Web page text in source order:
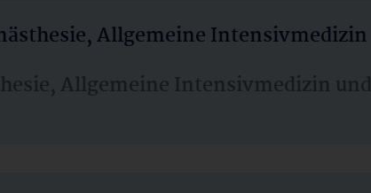
Allgemeine Intensivmedizin
Allgemeine Intensivmedizin und